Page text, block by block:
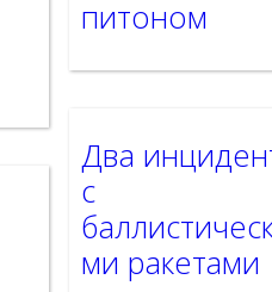
питоном
Два
с
ми ракетами